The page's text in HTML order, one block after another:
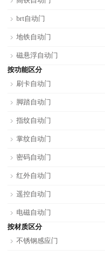
brt自动门
地铁自动门
磁悬浮自动门
按功能区分
刷卡自动门
脚踏自动门
指纹自动门
掌纹自动门
密码自动门
红外自动门
遥控自动门
电磁自动门
按材质区分
不锈钢感应门